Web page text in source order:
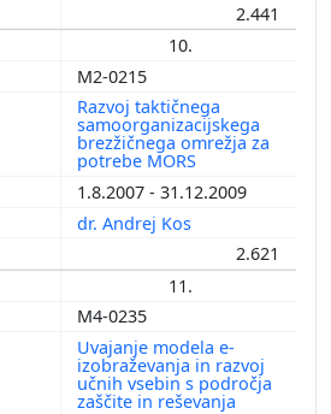
2.441
10.
M2-0215
Razvoj taktičnega
samoorganizacijskega
brezžičnega omrežja za
potrebe MORS
1.8.2007 - 31.12.2009
dr. Andrej Kos
2.621
11.
M4-0235
Uvajanje modela e-
izobraževanja in razvoj
učnih vsebin s področja
zaščite in reševanja